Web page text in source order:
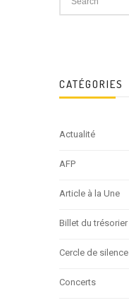
CATÉGORIES
Actualité
AFP
Article à la Une
Billet du trésorier
Cercle de silence
Concerts